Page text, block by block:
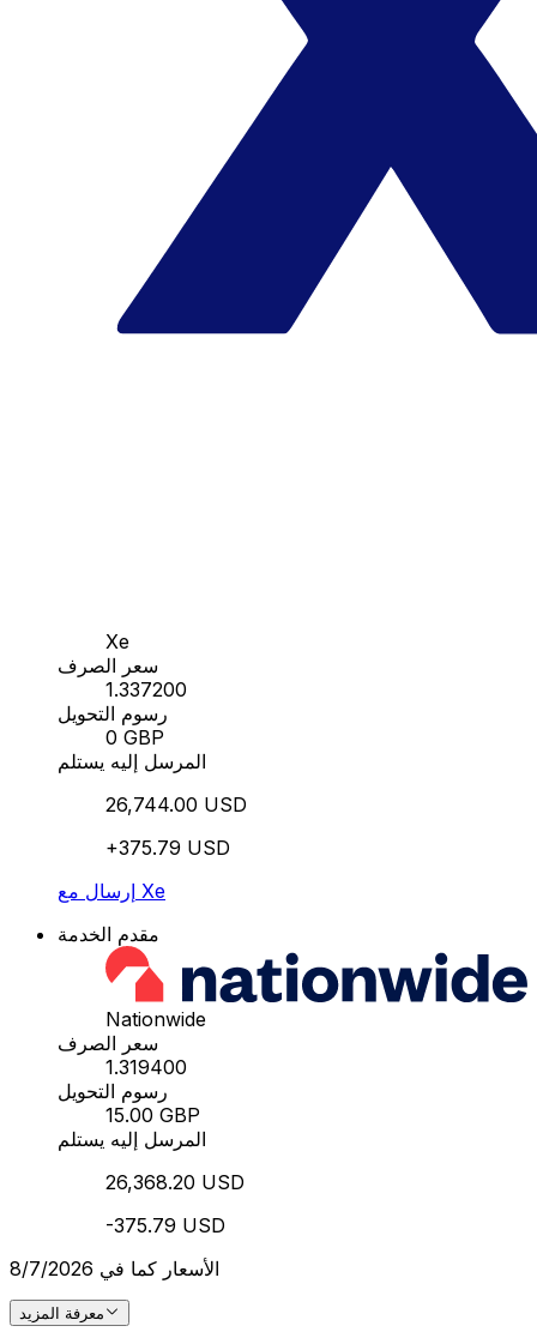
Xe
سعر الصرف
1.337200
رسوم التحويل
0 GBP
المرسل إليه يستلم
26,744.00 USD
+375.79 USD
إرسال مع Xe
مقدم الخدمة
Nationwide
سعر الصرف
1.319400
رسوم التحويل
15.00 GBP
المرسل إليه يستلم
26,368.20 USD
-375.79 USD
الأسعار كما في 8/7/2026
معرفة المزيد